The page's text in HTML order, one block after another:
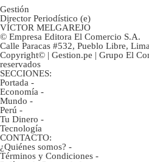
Gestión
Director Periodístico (e)
VÍCTOR MELGAREJO
© Empresa Editora El Comercio S.A.
Calle Paracas #532, Pueblo Libre,
Copyright© | Gestion.pe | Grupo El
reservados
SECCIONES:
Portada -
Economía -
Mundo -
Perú -
Tu Dinero -
Tecnología
CONTACTO:
¿Quiénes somos? -
Términos y Condiciones -